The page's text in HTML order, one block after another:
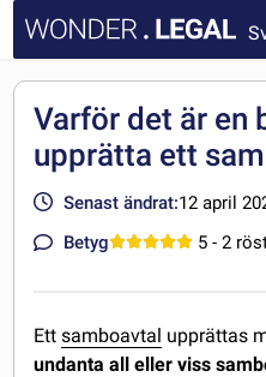
DOKUMENT
FAQ
Varför det är en
upprätta ett
Senast ändrat:12 april
Betyg
5 - 2
Ettsamboavtal upprättas
undanta all eller viss